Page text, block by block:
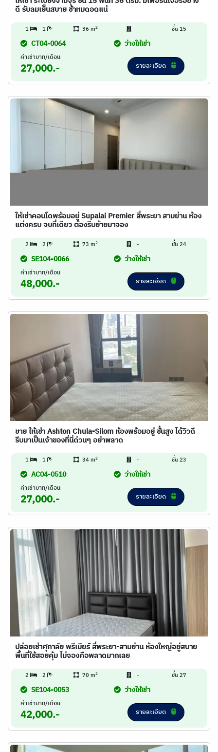
ดี รับลมเย็นสบาย ช้าหมดอดแน่
1 1 36 m2 - ชั้น 15
CT04-0064 ว่างให้เช่า
ค่าเช่าบาท/เดือน
27,000.- รายละเอียด
ให้เช่าคอนโดพร้อมอยู่ Supalai Premier สี่พระยา สามย่าน ห้อง
แต่งครบ จบที่เดียว ต้องรีบย้ายมาจอง
2 2 73 m2 - ชั้น 24
SE104-0066 ว่างให้เช่า
ค่าเช่าบาท/เดือน
48,000.- รายละเอียด
ขาย ให้เช่า Ashton Chula-Silom ห้องพร้อมอยู่ ชั้นสูง ได้วิวดี
รีบมาเป็นเจ้าของที่นี่ด่วนๆ อย่าพลาด
1 1 34 m2 - ชั้น 23
AC04-0510 ว่างให้เช่า
ค่าเช่าบาท/เดือน
27,000.- รายละเอียด
ปล่อยเช่าศุภาลัย พรีเมียร์ สี่พระยา-สามย่าน ห้องใหญ่อยู่สบาย
พื้นที่ใช้สอยคุ้ม ไม่จองคือพลาดมากเลย
2 2 70 m2 - ชั้น 27
SE104-0053 ว่างให้เช่า
ค่าเช่าบาท/เดือน
42,000.- รายละเอียด